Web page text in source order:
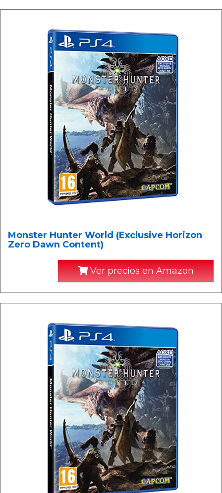
Monster Hunter World (Exclusive Horizon
Zero Dawn Content)
Ver precios en Amazon